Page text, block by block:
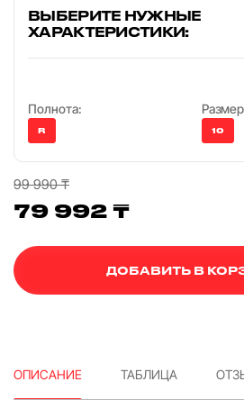
ВЫБЕРИТЕ НУЖНЫЕ
ХАРАКТЕРИСТИКИ:
Полнота:
R 10
99 990 ₸
79 992 ₸
ДОБАВИТЬ В
ОПИСАНИЕ ТАБЛИЦА